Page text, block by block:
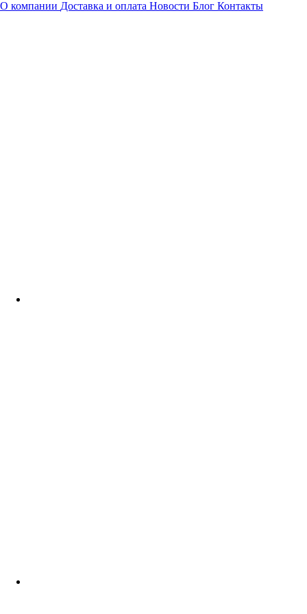
О компании Доставка и оплата Новости Блог Контакты